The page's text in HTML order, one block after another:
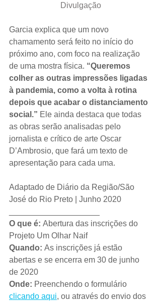
Divulgação
Garcia explica que um novo
chamamento será feito no início do
próximo ano, com foco na realização
de uma mostra física. “Queremos
colher as outras impressões ligadas
à pandemia, como a volta à rotina
depois que acabar o distanciamento
social.” Ele ainda destaca que todas
as obras serão analisadas pelo
jornalista e crítico de arte Oscar
D’Ambrosio, que fará um texto de
apresentação para cada uma.
Adaptado de Diário da Região/São
José do Rio Preto | Junho 2020
O que é: Abertura das inscrições do
Projeto Um Olhar Naif
Quando: As inscrições já estão
abertas e se encerra em 30 de junho
de 2020
Onde: Preenchendo o formulário
clicando aqui, ou através do envio dos